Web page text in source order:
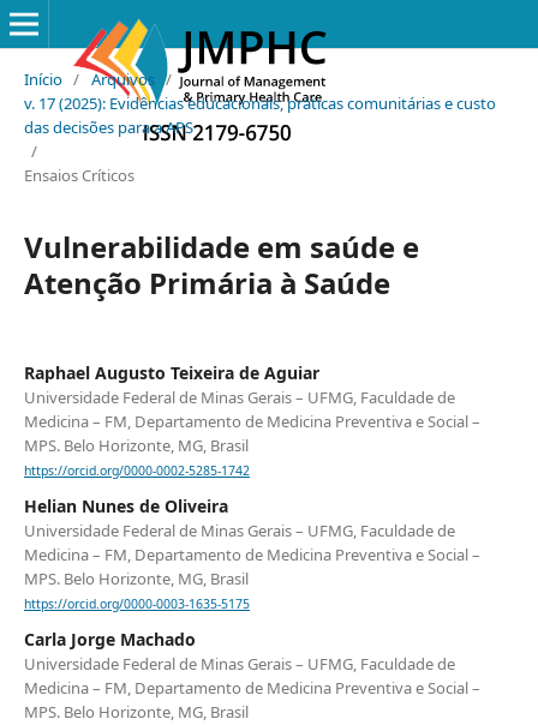
Início / Arquivos /
v. 17 (2025): Evidências educacionais, práticas comunitárias e custo
das decisões para a APS
/
Ensaios Críticos
Vulnerabilidade em saúde e
Atenção Primária à Saúde
Raphael Augusto Teixeira de Aguiar
Universidade Federal de Minas Gerais – UFMG, Faculdade de
Medicina – FM, Departamento de Medicina Preventiva e Social –
MPS. Belo Horizonte, MG, Brasil
https://orcid.org/0000-0002-5285-1742
Helian Nunes de Oliveira
Universidade Federal de Minas Gerais – UFMG, Faculdade de
Medicina – FM, Departamento de Medicina Preventiva e Social –
MPS. Belo Horizonte, MG, Brasil
https://orcid.org/0000-0003-1635-5175
Carla Jorge Machado
Universidade Federal de Minas Gerais – UFMG, Faculdade de
Medicina – FM, Departamento de Medicina Preventiva e Social –
MPS. Belo Horizonte, MG, Brasil